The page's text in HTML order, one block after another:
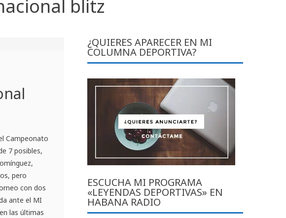
blitz
Campeonato
7 posibles,
pero
con dos
ante el MI
las últimas
¿QUIERES APARECER EN MI
COLUMNA DEPORTIVA?
ESCUCHA MI PROGRAMA
«LEYENDAS DEPORTIVAS» EN
HABANA RADIO